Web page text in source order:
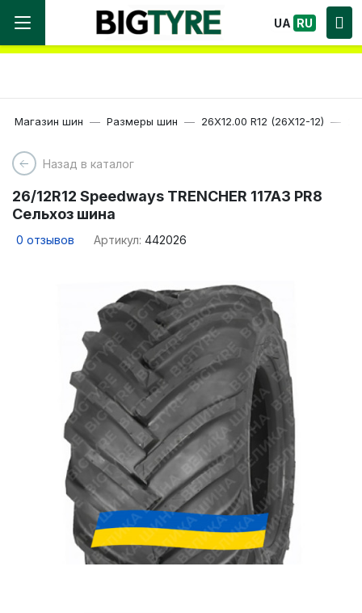
Мы работаем! Большой выбор Шин, быстрая
доставка по Украине!
UA RU
Магазин шин Размеры шин 26X12.00 R12 (26X12-12)
Назад в каталог
26/12R12 Speedways TRENCHER 117A3 PR8
Сельхоз шина
0 отзывов Артикул: 442026